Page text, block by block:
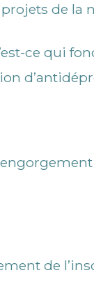
de la
ce qui
de